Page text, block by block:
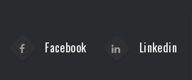
Facebook Linkedin